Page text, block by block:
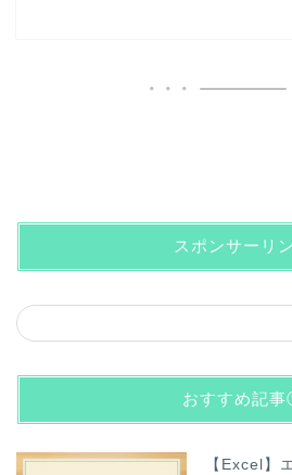
スポンサーリ
おすすめ記
【Excel】